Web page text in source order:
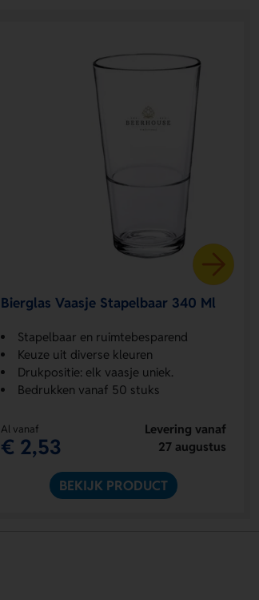
Bierglas Vaasje Stapelbaar 340 Ml
Stapelbaar en ruimtebesparend
Keuze uit diverse kleuren
Drukpositie: elk vaasje uniek.
Bedrukken vanaf 50 stuks
Al vanaf
€ 2,53
Levering vanaf
27 augustus
BEKIJK PRODUCT